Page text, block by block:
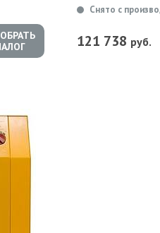
Снято с
121 738 руб.